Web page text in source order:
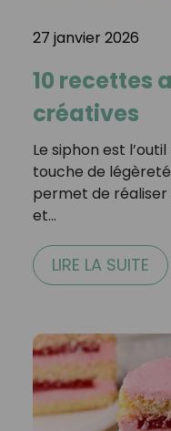
27 janvier 2026
10 recettes
créatives
Le siphon est
touche de légèreté
permet de réaliser
et…
LIRE LA SUITE